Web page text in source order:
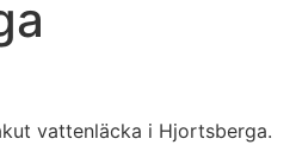
vattenläcka i Hjortsberga.